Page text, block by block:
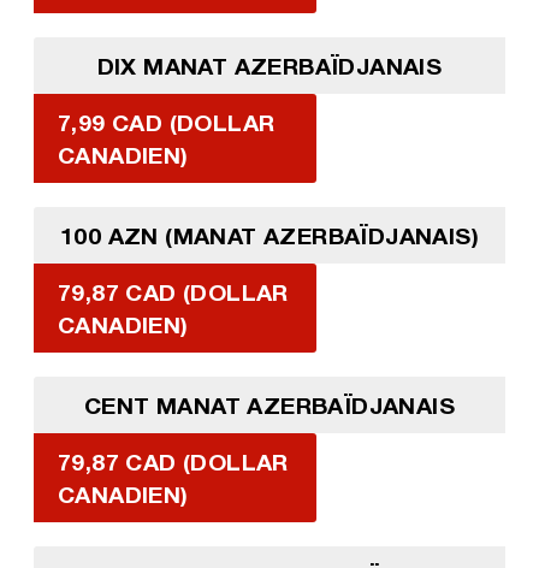
DIX MANAT AZERBAÏDJANAIS
7,99 CAD (DOLLAR
CANADIEN)
100 AZN (MANAT AZERBAÏDJANAIS)
79,87 CAD (DOLLAR
CANADIEN)
CENT MANAT AZERBAÏDJANAIS
79,87 CAD (DOLLAR
CANADIEN)